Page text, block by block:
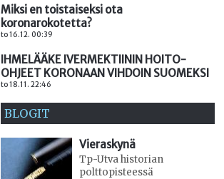
Miksi en toistaiseksi ota
koronarokotetta?
to 16.12. 00:39
IHMELÄÄKE IVERMEKTIININ HOITO-
OHJEET KORONAAN VIHDOIN SUOMEKSI
to 18.11. 22:46
BLOGIT
Vieraskynä
Tp-Utva historian
polttopisteessä